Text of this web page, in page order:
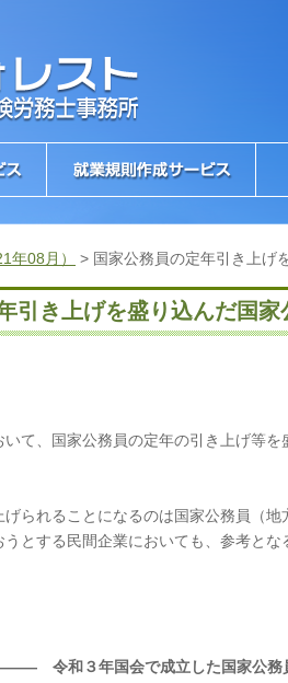
年08月） > 国家公務員の定年引き上げ
引き上げを盛り込んだ国
て、国家公務員の定年の引き上げ等
られることになるのは国家公務員（
とする民間企業においても、参考と
令和３年国会で成立した国家公